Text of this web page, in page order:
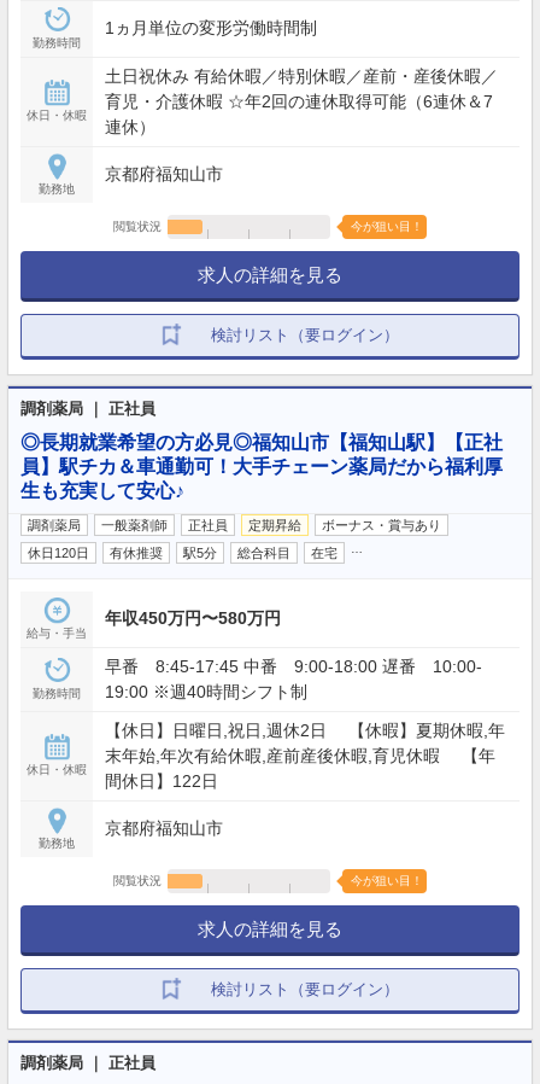
勤務時間
1ヵ月単位の変形労働時間制
休日・休暇
土日祝休み 有給休暇／特別休暇／産前・産後休暇／
育児・介護休暇 ☆年2回の連休取得可能（6連休＆7
連休）
勤務地
京都府福知山市
閲覧状況 今が狙い目！
求人の詳細を見る
検討リスト（要ログイン）
調剤薬局 ｜ 正社員
◎長期就業希望の方必見◎福知山市【福知山駅】【正社
員】駅チカ＆車通勤可！大手チェーン薬局だから福利厚
生も充実して安心♪
調剤薬局 一般薬剤師 正社員 定期昇給
ボーナス・賞与あり
休日120日
有休推奨 駅5分 総合科目 在宅
給与・手当
年収450万円〜580万円
勤務時間
早番 8:45-17:45 中番 9:00-18:00 遅番 10:00-
19:00 ※週40時間シフト制
休日・休暇
【休日】日曜日,祝日,週休2日 【休暇】夏期休暇,年
末年始,年次有給休暇,産前産後休暇,育児休暇 【年
間休日】122日
勤務地
京都府福知山市
閲覧状況 今が狙い目！
求人の詳細を見る
検討リスト（要ログイン）
調剤薬局 ｜ 正社員